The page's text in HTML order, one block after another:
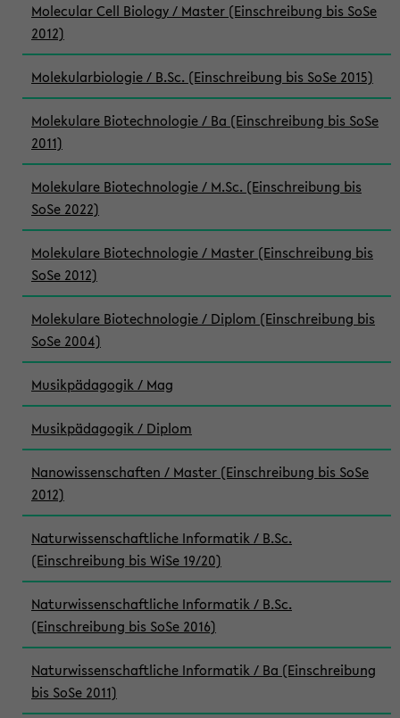
Molecular Cell Biology / Master (Einschreibung bis SoSe
2012)
Molekularbiologie / B.Sc. (Einschreibung bis SoSe 2015)
Molekulare Biotechnologie / Ba (Einschreibung bis SoSe
2011)
Molekulare Biotechnologie / M.Sc. (Einschreibung bis
SoSe 2022)
Molekulare Biotechnologie / Master (Einschreibung bis
SoSe 2012)
Molekulare Biotechnologie / Diplom (Einschreibung bis
SoSe 2004)
Musikpädagogik / Mag
Musikpädagogik / Diplom
Nanowissenschaften / Master (Einschreibung bis SoSe
2012)
Naturwissenschaftliche Informatik / B.Sc.
(Einschreibung bis WiSe 19/20)
Naturwissenschaftliche Informatik / B.Sc.
(Einschreibung bis SoSe 2016)
Naturwissenschaftliche Informatik / Ba (Einschreibung
bis SoSe 2011)